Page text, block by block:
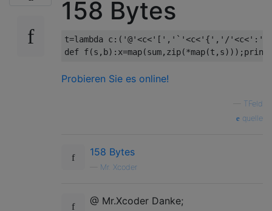
158 Bytes
t=lambda c :( '@'<c<'[' , '`'<c<'{' , '/'<c<':'
def f(s , b): x=map(sum, zip(*map(t , s))); print
Probieren Sie es online!
TFeld
quelle
158 Bytes
Mr. Xcoder
@ Mr.Xcoder Danke;